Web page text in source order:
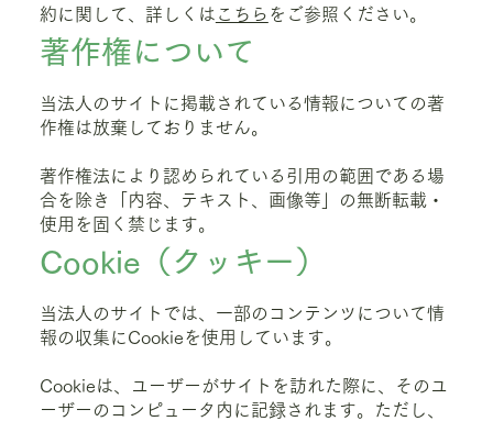
当法人のサイトでは、一部のコンテンツについて情
報の収集にCookieを使用しています。
Cookieは、ユーザーがサイトを訪れた際に、そのユ
ーザーのコンピュータ内に記録されます。ただし、
Cookie（クッキー）
約に関して、詳しくは こちら をご参照ください。
当法人のサイトに掲載されている情報についての著
作権は放棄しておりません。
著作権法により認められている引用の範囲である場
合を除き「内容、テキスト、画像等」の無断転載・
使用を固く禁じます。
著作権について